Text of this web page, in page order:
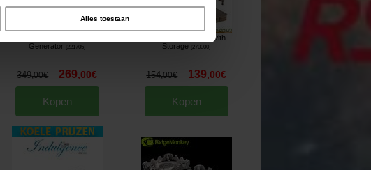
Alles toestaan
Generator
[221705
349,00€ 269,00€
Kopen
Fox Session Table with
Storage
[270000]
154,00€ 139,00€
Kopen